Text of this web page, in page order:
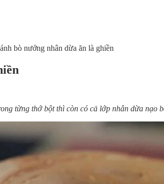
bò nướng nhân dừa ăn là ghiền
từng thớ bột thì còn có cả lớp nhân dừa nạo